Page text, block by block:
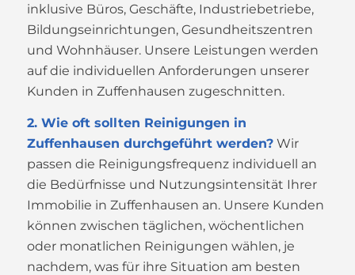
inklusive Büros, Geschäfte, Industriebetriebe,
Bildungseinrichtungen, Gesundheitszentren
und Wohnhäuser. Unsere Leistungen werden
auf die individuellen Anforderungen unserer
Kunden in Zuffenhausen zugeschnitten.
2. Wie oft sollten Reinigungen in
Zuffenhausen durchgeführt werden?Wir
passen die Reinigungsfrequenz individuell an
die Bedürfnisse und Nutzungsintensität Ihrer
Immobilie in Zuffenhausen an. Unsere Kunden
können zwischen täglichen, wöchentlichen
oder monatlichen Reinigungen wählen, je
nachdem, was für ihre Situation am besten